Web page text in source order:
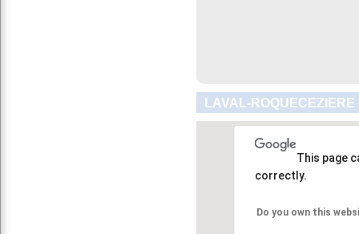
LAVAL-
This page
correctly.
Do you own this